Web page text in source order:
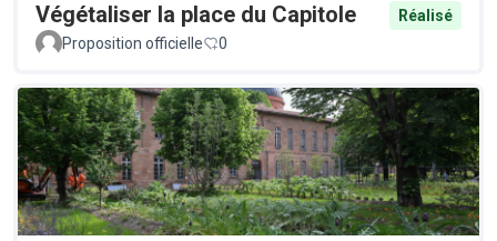
Végétaliser la place du Capitole
Réalisé
Proposition officielle
0